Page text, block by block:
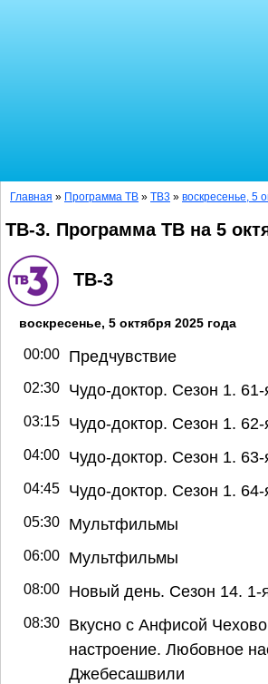
Главная » Программа ТВ » ТВ3 » воскресенье, 5
ТВ-3. Программа ТВ на 5
ТВ-3
воскресенье, 5 октября 2025 года
00:00 Предчувствие
02:30 Чудо-доктор. Сезон 1. 61-
03:15 Чудо-доктор. Сезон 1. 62-
04:00 Чудо-доктор. Сезон 1. 63-
04:45 Чудо-доктор. Сезон 1. 64-
05:30 Мультфильмы
06:00 Мультфильмы
08:00 Новый день. Сезон 14. 1-
08:30
Вкусно с Анфисой
настроение. Любовное
Джебесашвили